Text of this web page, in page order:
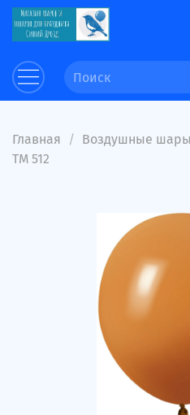
Главная Воздушные шары
ТМ 512